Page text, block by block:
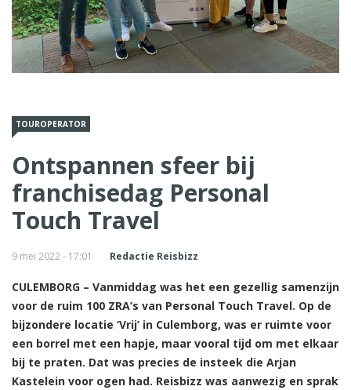
TOUROPERATOR
Ontspannen sfeer bij
franchisedag Personal
Touch Travel
9 mei 2022 - 17:01 Redactie Reisbizz
CULEMBORG – Vanmiddag was het een gezellig samenzijn
voor de ruim 100 ZRA’s van Personal Touch Travel. Op de
bijzondere locatie ‘Vrij’ in Culemborg, was er ruimte voor
een borrel met een hapje, maar vooral tijd om met elkaar
bij te praten. Dat was precies de insteek die Arjan
Kastelein voor ogen had. Reisbizz was aanwezig en sprak